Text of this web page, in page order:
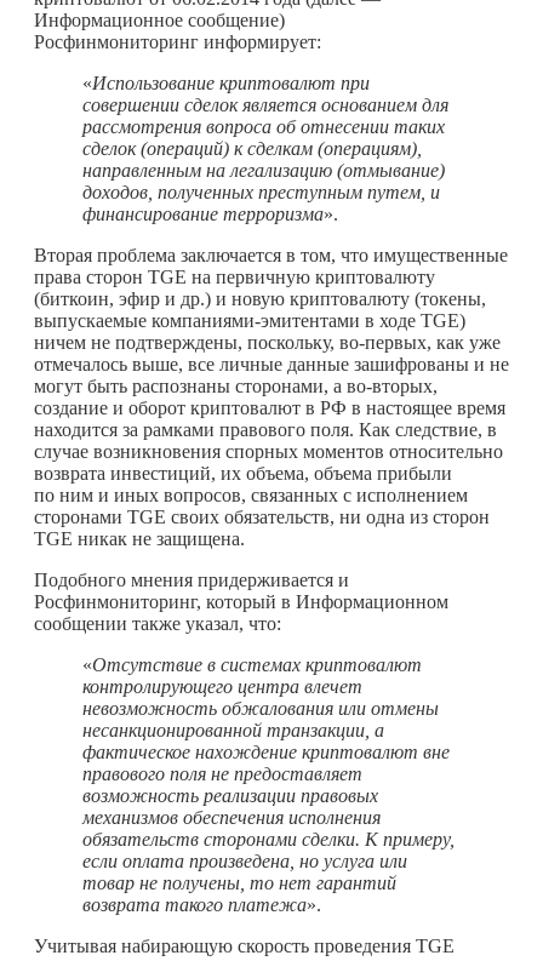
Информационное сообщение)
Росфинмониторинг информирует:
«Использование криптовалют при
совершении сделок является основанием для
рассмотрения вопроса об отнесении таких
сделок (операций) к сделкам (операциям),
направленным на легализацию (отмывание)
доходов, полученных преступным путем, и
финансирование терроризма».
Вторая проблема заключается в том, что имущественные
права сторон TGE на первичную криптовалюту
(биткоин, эфир и др.) и новую криптовалюту (токены,
выпускаемые компаниями-эмитентами в ходе TGE)
ничем не подтверждены, поскольку, во-первых, как уже
отмечалось выше, все личные данные зашифрованы и не
могут быть распознаны сторонами, а во-вторых,
создание и оборот криптовалют в РФ в настоящее время
находится за рамками правового поля. Как следствие, в
случае возникновения спорных моментов относительно
возврата инвестиций, их объема, объема прибыли
по ним и иных вопросов, связанных с исполнением
сторонами TGE своих обязательств, ни одна из сторон
TGE никак не защищена.
Подобного мнения придерживается и
Росфинмониторинг, который в Информационном
сообщении также указал, что:
«Отсутствие в системах криптовалют
контролирующего центра влечет
невозможность обжалования или отмены
несанкционированной транзакции, а
фактическое нахождение криптовалют вне
правового поля не предоставляет
возможность реализации правовых
механизмов обеспечения исполнения
обязательств сторонами сделки. К примеру,
если оплата произведена, но услуга или
товар не получены, то нет гарантий
возврата такого платежа».
Учитывая набирающую скорость проведения TGE